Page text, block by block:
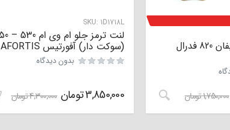
لنت ترمز عقب لیفان 820 فدرال
1,750,000تومان
SKU: 1D1718L
لنت ترمز
(سوکت دار) آفورتیس AFORTIS
بدون دیدگاه
3,850,000تومان 4,300,000تومان